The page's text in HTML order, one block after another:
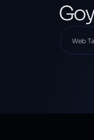
Web